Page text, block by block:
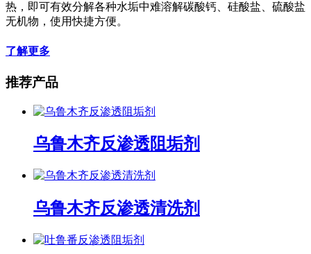
热，即可有效分解各种水垢中难溶解碳酸钙、硅酸盐、硫酸盐
无机物，使用快捷方便。
了解更多
推荐产品
乌鲁木齐反渗透阻垢剂
乌鲁木齐反渗透清洗剂